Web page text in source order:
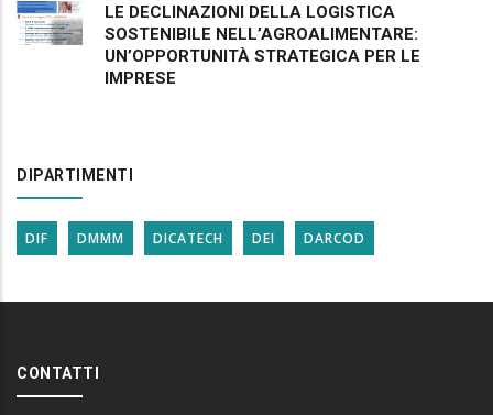
LE DECLINAZIONI DELLA LOGISTICA
SOSTENIBILE NELL’AGROALIMENTARE:
UN’OPPORTUNITÀ STRATEGICA PER LE
IMPRESE
DIPARTIMENTI
DIF DMMM DICATECH DEI DARCOD
CONTATTI